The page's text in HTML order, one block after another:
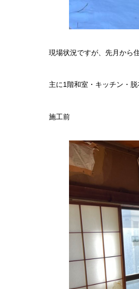
現場状況ですが、先月から
主に1階和室・キッチン・
施工前